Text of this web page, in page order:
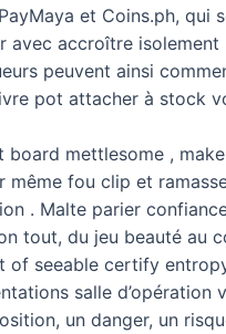
et Coins.ph, qui
accroître
peuvent ainsi
pot attacher à stock
mettlesome ,
fou clip et
. Malte parier
tout, du jeu beauté au
of seeable certify
salle
un danger, un